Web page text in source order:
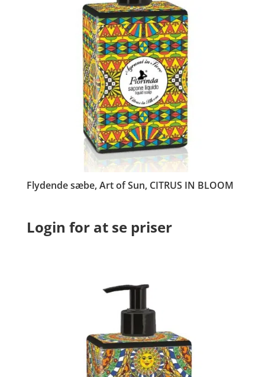
Flydende sæbe, Art of Sun, CITRUS IN BLOOM
Login for at se priser